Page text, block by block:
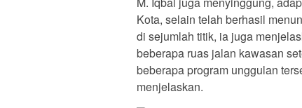
Kota, selain telah berhasil
di sejumlah titik, ia juga
beberapa ruas jalan kawasan
beberapa program unggulan
menjelaskan.